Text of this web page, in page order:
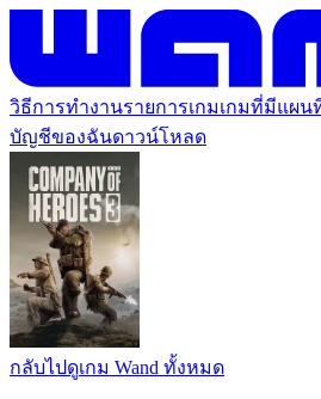
วิธีการทำงานรายการเกมเกมที่มีแผน
บัญชีของฉันดาวน์โหลด
กลับไปดูเกม Wand ทั้งหมด